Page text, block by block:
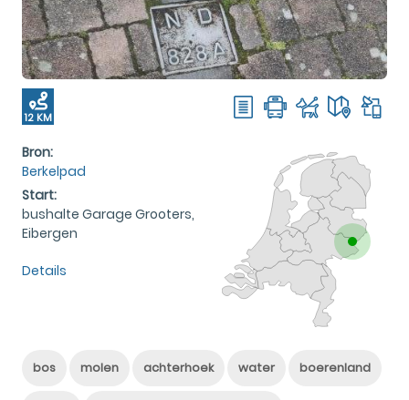
12 KM
Bron:
Berkelpad
Start:
bushalte Garage Grooters,
Eibergen
Details
bos molen achterhoek water boerenland